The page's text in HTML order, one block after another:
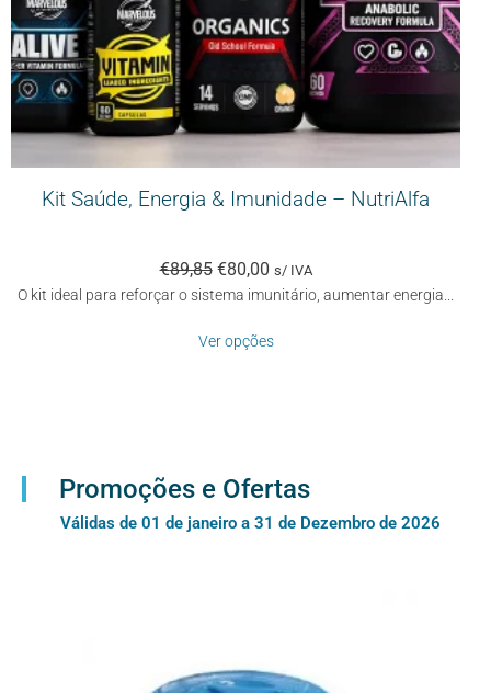
Kit Saúde, Energia & Imunidade – NutriAlfa
€89,85 €80,00 s/ IVA
O kit ideal para reforçar o sistema imunitário, aumentar energia...
Ver opções
Promoções e Ofertas
Válidas de 01 de janeiro a 31 de Dezembro de 2026